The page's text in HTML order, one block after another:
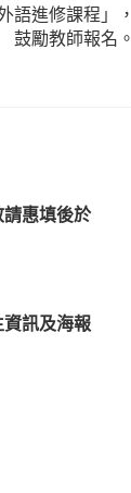
語進修課程」，
鼓勵教師報名。
惠填後於
訊及海報